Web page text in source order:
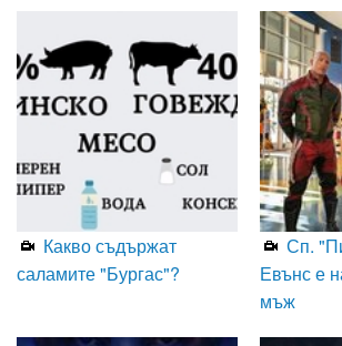
Какво съдържат
саламите "Бургас"?
Сп.
Евънс е
мъж